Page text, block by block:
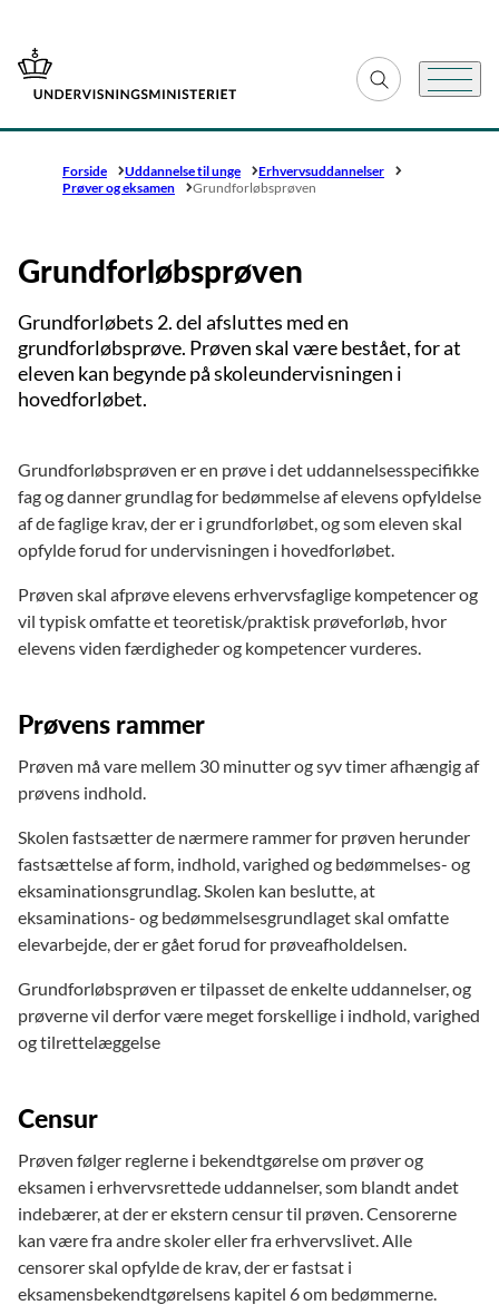
Gå til forsiden Fold søgefelt ud
Menu
Forside Uddannelse til unge
Erhvervsuddannelser
Prøver og eksamen
Grundforløbsprøven
Grundforløbsprøven
Grundforløbets 2. del afsluttes med en
grundforløbsprøve. Prøven skal være bestået, for at
eleven kan begynde på skoleundervisningen i
hovedforløbet.
Grundforløbsprøven er en prøve i det uddannelsesspecifikke
fag og danner grundlag for bedømmelse af elevens opfyldelse
af de faglige krav, der er i grundforløbet, og som eleven skal
opfylde forud for undervisningen i hovedforløbet.
Prøven skal afprøve elevens erhvervsfaglige kompetencer og
vil typisk omfatte et teoretisk/praktisk prøveforløb, hvor
elevens viden færdigheder og kompetencer vurderes.
Prøvens rammer
Prøven må vare mellem 30 minutter og syv timer afhængig af
prøvens indhold.
Skolen fastsætter de nærmere rammer for prøven herunder
fastsættelse af form, indhold, varighed og bedømmelses- og
eksaminationsgrundlag. Skolen kan beslutte, at
eksaminations- og bedømmelsesgrundlaget skal omfatte
elevarbejde, der er gået forud for prøveafholdelsen.
Grundforløbsprøven er tilpasset de enkelte uddannelser, og
prøverne vil derfor være meget forskellige i indhold, varighed
og tilrettelæggelse
Censur
Prøven følger reglerne i bekendtgørelse om prøver og
eksamen i erhvervsrettede uddannelser, som blandt andet
indebærer, at der er ekstern censur til prøven. Censorerne
kan være fra andre skoler eller fra erhvervslivet. Alle
censorer skal opfylde de krav, der er fastsat i
eksamensbekendtgørelsens kapitel 6 om bedømmerne.